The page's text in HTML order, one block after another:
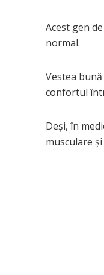
Acest gen
normal.
Vestea
confortul
Deși, în
musculare